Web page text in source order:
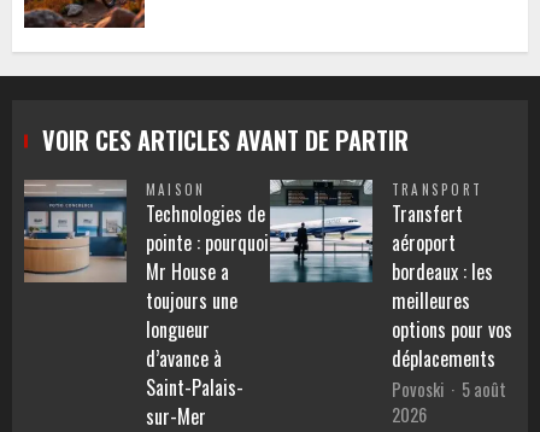
VOIR CES ARTICLES AVANT DE PARTIR
MAISON
Technologies de
pointe : pourquoi
Mr House a
toujours une
longueur
d’avance à
Saint-Palais-
sur-Mer
TRANSPORT
Transfert
aéroport
bordeaux : les
meilleures
options pour vos
déplacements
Povoski
5 août
2026